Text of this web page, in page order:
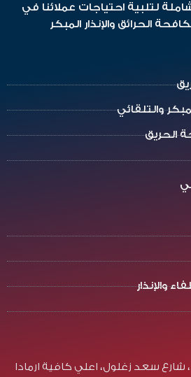
لتلبية احتياجات عملائنا في
الحرائق والإنذار المبكر
والتلقائي
الحريق
والإنذار
شارع سعد زغلول، اعلي كافية ارمادا